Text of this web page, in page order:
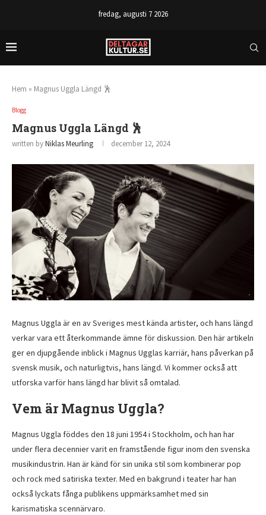
fredag, augusti 7 2026
Hem » Magnus Uggla Längd 🕺
Blogg
Magnus Uggla Längd 🕺
written byNiklas Meurling december 12, 2024
Magnus Uggla är en av Sveriges mest kända artister, och hans längd
verkar vara ett återkommande ämne för diskussion. Den här artikeln
ger en djupgående inblick i Magnus Ugglas karriär, hans påverkan på
svensk musik, och naturligtvis, hans längd. Vi kommer också att
utforska varför hans längd har blivit så omtalad.
Vem är Magnus Uggla?
Magnus Uggla föddes den 18 juni 1954 i Stockholm, och han har
under flera decennier varit en framstående figur inom den svenska
musikindustrin. Han är känd för sin unika stil som kombinerar pop
och rock med satiriska texter. Med en bakgrund i teater har han
också lyckats fånga publikens uppmärksamhet med sin
karismatiska scennärvaro.